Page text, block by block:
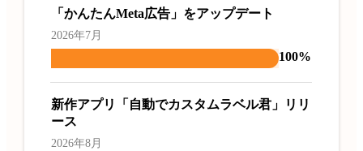
「かんたんMeta広告」をアップデート
2026年7月
100%
新作アプリ「自動でカスタムラベル君」リリ
ース
2026年8月